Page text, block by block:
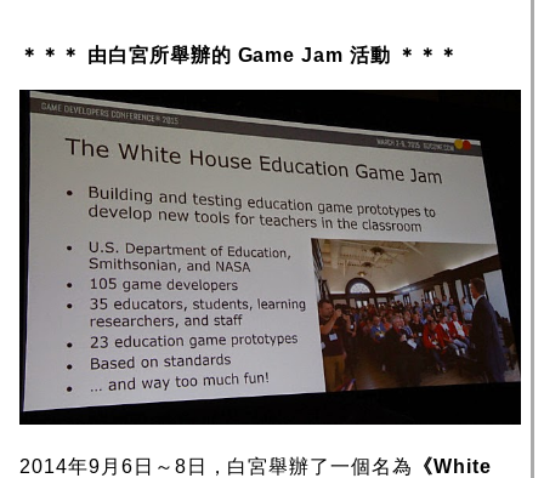
＊＊＊ 由白宮所舉辦的 Game Jam 活動 ＊＊＊
2014年9月6日～8日，白宮舉辦了一個名為
《White